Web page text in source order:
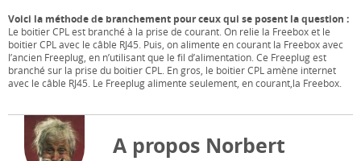
Voici la méthode de branchement pour ceux qui se posent la question :
Le boitier CPL est branché à la prise de courant. On relie la Freebox et le
boitier CPL avec le câble RJ45. Puis, on alimente en courant la Freebox avec
l’ancien Freeplug, en n’utilisant que le fil d’alimentation. Ce Freeplug est
branché sur la prise du boitier CPL. En gros, le boitier CPL amène internet
avec le câble RJ45. Le Freeplug alimente seulement, en courant,la Freebox.
A propos Norbert